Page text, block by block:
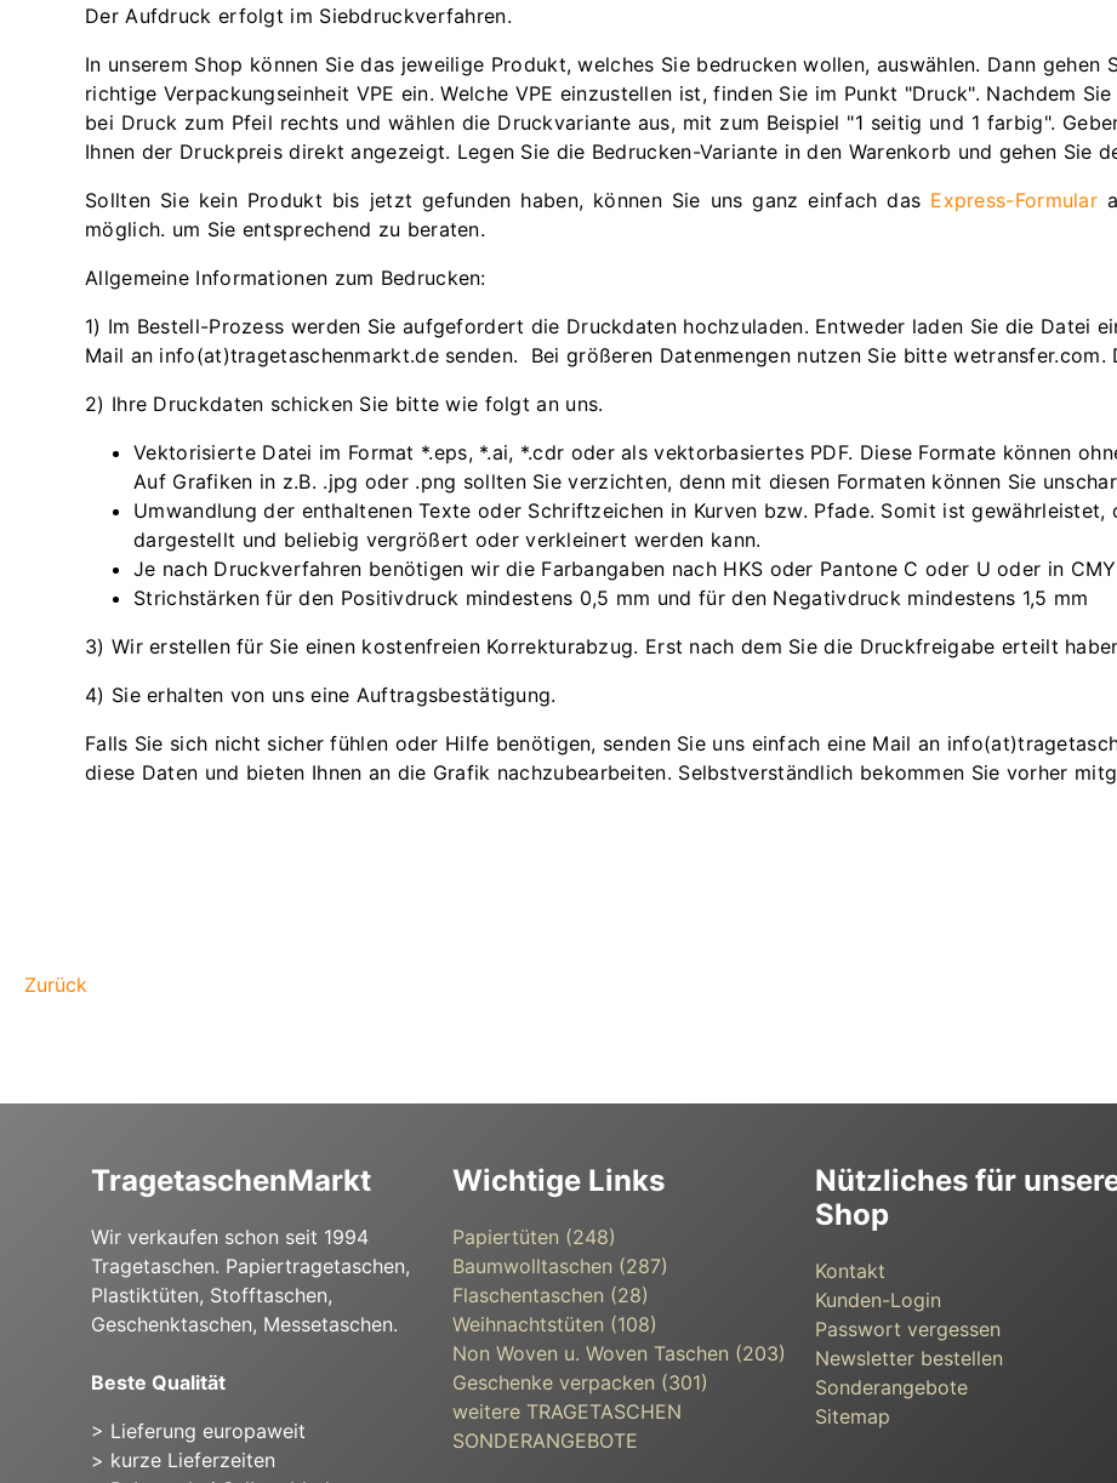
Der Aufdruck erfolgt im Siebdruckverfahren.
In unserem Shop können Sie das jeweilige Produkt, welches Sie bedrucken wollen, auswählen. Dann
richtige Verpackungseinheit VPE ein. Welche VPE einzustellen ist, finden Sie im Punkt "Druck". Nachdem
bei Druck zum Pfeil rechts und wählen die Druckvariante aus, mit zum Beispiel "1 seitig und 1 farbig".
Ihnen der Druckpreis direkt angezeigt. Legen Sie die Bedrucken-Variante in den Warenkorb und gehen Sie
Sollten Sie kein Produkt bis jetzt gefunden haben, können Sie uns ganz einfach das Express-Formular
möglich. um Sie entsprechend zu beraten.
Allgemeine Informationen zum Bedrucken:
1) Im Bestell-Prozess werden Sie aufgefordert die Druckdaten hochzuladen. Entweder laden Sie die Datei
Mail an info(at)tragetaschenmarkt.de senden. Bei größeren Datenmengen nutzen Sie bitte wetransfer.com.
2) Ihre Druckdaten schicken Sie bitte wie folgt an uns.
Vektorisierte Datei im Format *.eps, *.ai, *.cdr oder als vektorbasiertes PDF. Diese Formate können
Auf Grafiken in z.B. .jpg oder .png sollten Sie verzichten, denn mit diesen Formaten können Sie
Umwandlung der enthaltenen Texte oder Schriftzeichen in Kurven bzw. Pfade. Somit ist
dargestellt und beliebig vergrößert oder verkleinert werden kann.
Je nach Druckverfahren benötigen wir die Farbangaben nach HKS oder Pantone C oder U oder in
Strichstärken für den Positivdruck mindestens 0,5 mm und für den Negativdruck mindestens 1,5 mm
3) Wir erstellen für Sie einen kostenfreien Korrekturabzug. Erst nach dem Sie die Druckfreigabe erteilt
4) Sie erhalten von uns eine Auftragsbestätigung.
Falls Sie sich nicht sicher fühlen oder Hilfe benötigen, senden Sie uns einfach eine Mail an
diese Daten und bieten Ihnen an die Grafik nachzubearbeiten. Selbstverständlich bekommen Sie vorher
Zurück
TragetaschenMarkt
Wir verkaufen schon seit 1994
Tragetaschen. Papiertragetaschen,
Plastiktüten, Stofftaschen,
Geschenktaschen, Messetaschen.
Beste Qualität
> Lieferung europaweit
> kurze Lieferzeiten
Wichtige Links
Papiertüten (248)
Baumwolltaschen (287)
Flaschentaschen (28)
Weihnachts­tüten (108)
Non Woven u. Woven Taschen (203)
Geschenke verpacken (301)
weitere TRAGETASCHEN
SONDERANGEBOTE
Nützliches für
Shop
Kontakt
Kunden-Login
Passwort vergessen
Newsletter bestellen
Sonderangebote
Sitemap